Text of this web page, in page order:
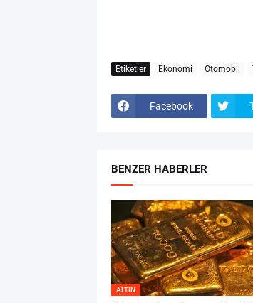
Etiketler Ekonomi Otomobil
Facebook
BENZER HABERLER
ALTIN